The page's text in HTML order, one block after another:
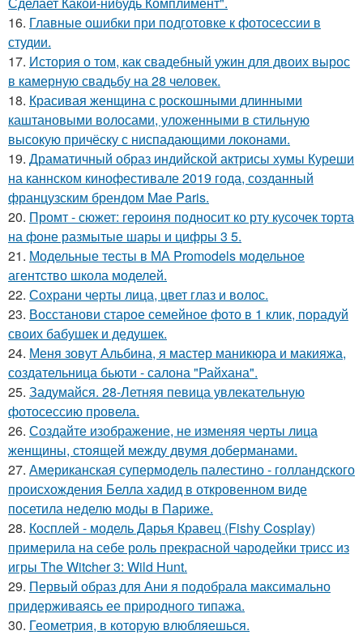
16. Главные ошибки при подготовке к фотосессии в
студии.
17. История о том, как свадебный ужин для двоих вырос
в камерную свадьбу на 28 человек.
18. Красивая женщина с роскошными длинными
каштановыми волосами, уложенными в стильную
высокую причёску с ниспадающими локонами.
19. Драматичный образ индийской актрисы хумы Куреши
на каннском кинофестивале 2019 года, созданный
французским брендом Mae Paris.
20. Промт - сюжет: героиня подносит ко рту кусочек торта
на фоне размытые шары и цифры 3 5.
21. Модельные тесты в МА Promodels модельное
агентство школа моделей.
22. Сохрани черты лица, цвет глаз и волос.
23. Восстанови старое семейное фото в 1 клик, порадуй
своих бабушек и дедушек.
24. Меня зовут Альбина, я мастер маникюра и макияжа,
создательница бьюти - салона "Райхана".
25. Задумайся. 28-Летняя певица увлекательную
фотосессию провела.
26. Создайте изображение, не изменяя черты лица
женщины, стоящей между двумя доберманами.
27. Американская супермодель палестино - голландского
происхождения Белла хадид в откровенном виде
посетила неделю моды в Париже.
28. Косплей - модель Дарья Кравец (Fishy Cosplay)
примерила на себе роль прекрасной чародейки трисс из
игры The Witcher 3: Wild Hunt.
29. Первый образ для Ани я подобрала максимально
придерживаясь ее природного типажа.
30. Геометрия, в которую влюбляешься.